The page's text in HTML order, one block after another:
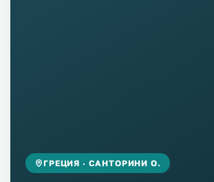
ГРЕЦИЯ · САНТОРИНИ О.